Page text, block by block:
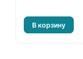
В корзину